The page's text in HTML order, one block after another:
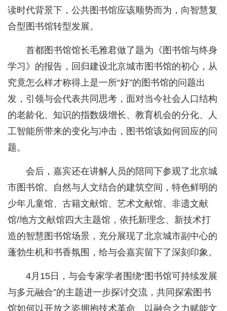
读时代背景下，公共图书馆应该顺势而为，向智慧复
合型图书馆转型发展。
首都图书馆馆长毛雅君做了题为《图书馆与终身
学习》的报告，回归建设北京城市图书馆的初心，从
究竟怎么样才称得上是一所“好”的图书馆的问题出
发，引领与会代表共同思考，面对当今社会人口结构
的老龄化、知识的指数级增长、教育机会的分化、人
工智能所带来的变化与冲击，图书馆该如何回应的问
题。
会后，嘉宾还在讲解人员的陪同下参观了北京城
市图书馆。自然与人文结合的建筑空间，特色鲜明的
少年儿童馆、古籍文献馆、艺术文献馆、非遗文献
馆/地方文献馆四大主题馆，依托新理念、新技术打
造的智慧图书馆场景，充分展现了北京城市副中心的
蓬勃生机和书香氛围，给与会嘉宾留下了深刻印象。
4月15日，与会专家学者围绕“图书馆可持续发展
与多元融合”的主题进一步探讨交流，共同探索图书
馆如何以开放之姿拥抱技术革命、以融合之力赋能文